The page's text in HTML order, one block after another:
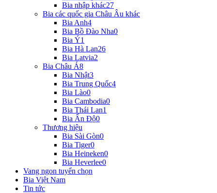
Bia nhập khác27
Bia các quốc gia Châu Âu khác
Bia Anh4
Bia Bồ Đào Nha0
Bia Ý1
Bia Hà Lan26
Bia Latvia2
Bia Châu Á8
Bia Nhật3
Bia Trung Quốc4
Bia Lào0
Bia Cambodia0
Bia Thái Lan1
Bia Ấn Độ0
Thương hiệu
Bia Sài Gòn0
Bia Tiger0
Bia Heineken0
Bia Heverlee0
Vang ngon tuyển chọn
Bia Việt Nam
Tin tức